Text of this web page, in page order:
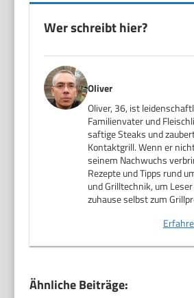
Wer schreibt hier?
Oliver
Oliver, 36, ist
Familienvater und
saftige Steaks und
Kontaktgrill. Wenn er
seinem Nachwuchs
Rezepte und Tipps rund
und Grilltechnik, um
zuhause selbst zum
Ähnliche Beiträge: